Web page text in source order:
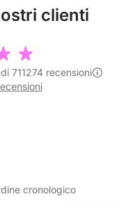
clienti
711274 recensioni
cronologico